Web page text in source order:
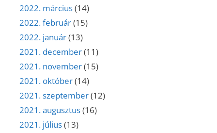
2022. március(14)
2022. február(15)
2022. január(13)
2021. december(11)
2021. november(15)
2021. október(14)
2021. szeptember(12)
2021. augusztus(16)
2021. július(13)